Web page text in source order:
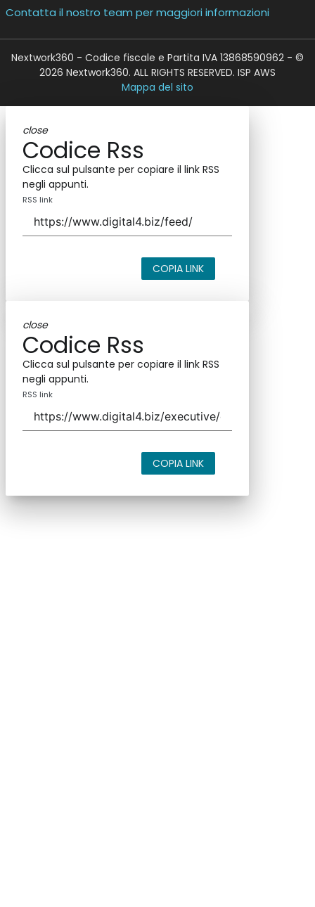
Contatta il nostro team per maggiori informazioni
Nextwork360 - Codice fiscale e Partita IVA 13868590962 - ©
2026 Nextwork360. ALL RIGHTS RESERVED. ISP AWS
Mappa del sito
close
Codice Rss
Clicca sul pulsante per copiare il link RSS
negli appunti.
RSS link
COPIA LINK
close
Codice Rss
Clicca sul pulsante per copiare il link RSS
negli appunti.
RSS link
COPIA LINK